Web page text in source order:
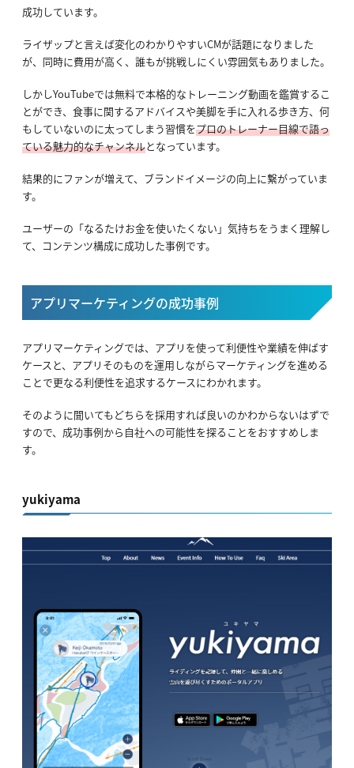
成功しています。
ライザップと言えば変化のわかりやすいCMが話題になりました
が、同時に費用が高く、誰もが挑戦しにくい雰囲気もありました。
しかしYouTubeでは無料で本格的なトレーニング動画を鑑賞するこ
とができ、食事に関するアドバイスや美脚を手に入れる歩き方、何
もしていないのに太ってしまう習慣をプロのトレーナー目線で語っ
ている魅力的なチャンネルとなっています。
結果的にファンが増えて、ブランドイメージの向上に繋がっていま
す。
ユーザーの「なるたけお金を使いたくない」気持ちをうまく理解し
て、コンテンツ構成に成功した事例です。
アプリマーケティングの成功事例
アプリマーケティングでは、アプリを使って利便性や業績を伸ばす
ケースと、アプリそのものを運用しながらマーケティングを進める
ことで更なる利便性を追求するケースにわかれます。
そのように聞いてもどちらを採用すれば良いのかわからないはずで
すので、成功事例から自社への可能性を探ることをおすすめしま
す。
yukiyama